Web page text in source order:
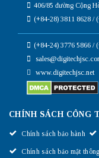
406/85 đường Cộng
(+84-28) 3811 8628 /
(+84-24) 3776 5866 /
www.digitechjsc.net
CHÍNH SÁCH CÔNG
Chính sách bảo hành
Chính sách bảo mật